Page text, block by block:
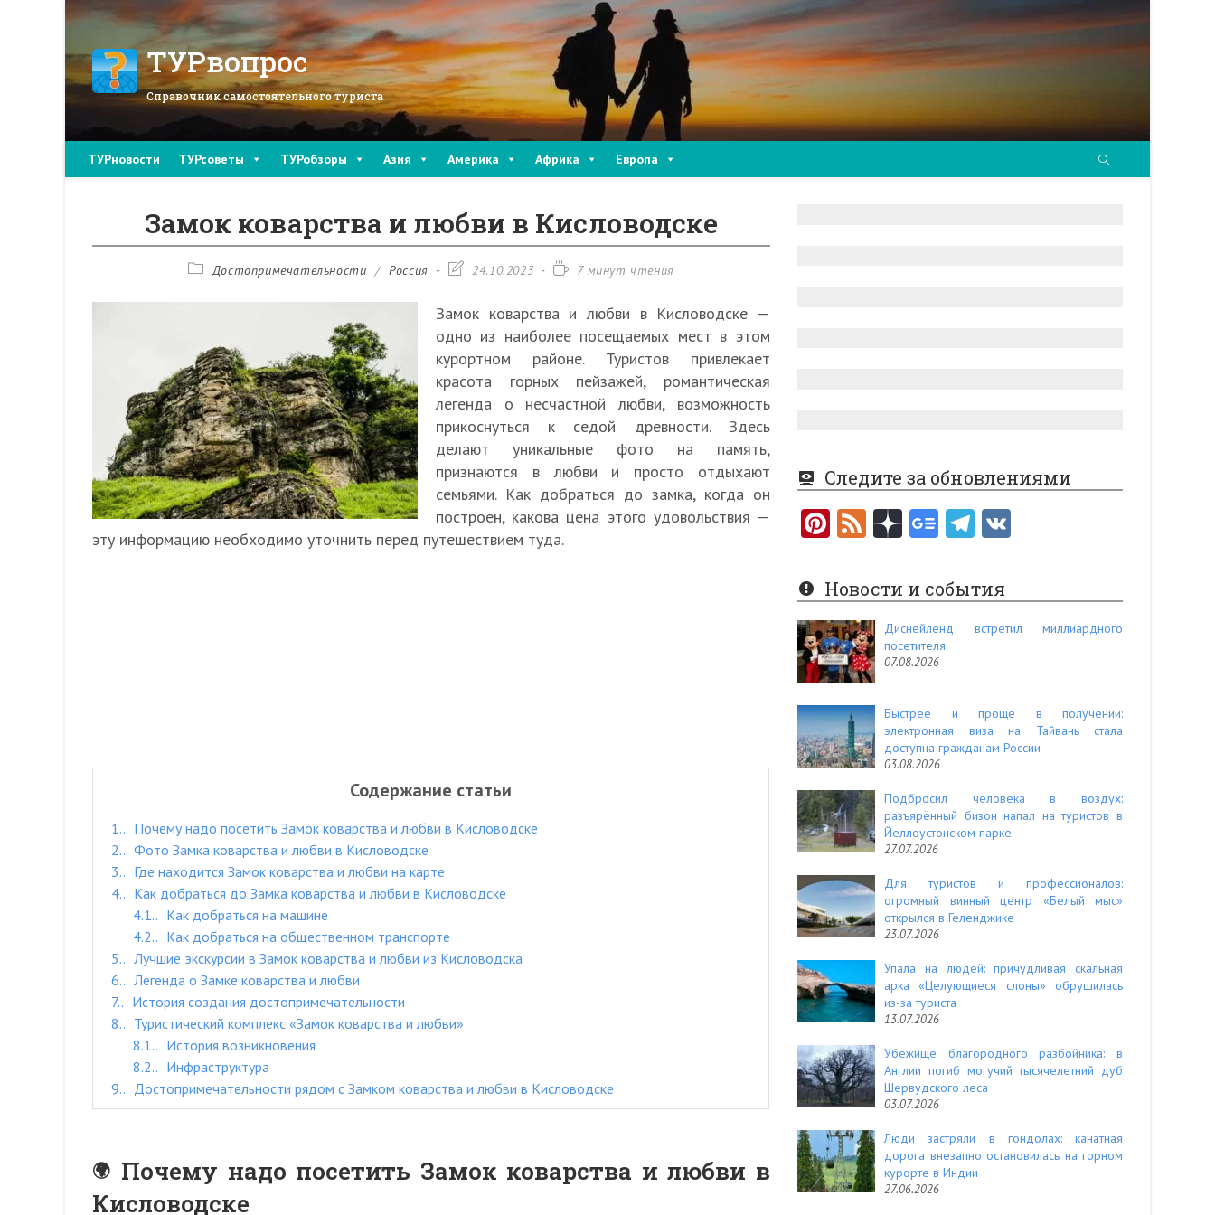
ТУРвопрос
Справочник самостоятельного туриста
ТУРновости ТУРсоветы ТУРобзоры Азия Америка Африка Европа
Замок коварства и любви в Кисловодске
РубрикаДостопримечательности / Россия
Запись24.10.2023
Время7 минут чтения
Замок коварства и любви в Кисловодске —
одно из наиболее посещаемых мест в этом
курортном районе. Туристов привлекает
красота горных пейзажей, романтическая
легенда о несчастной любви, возможность
прикоснуться к седой древности. Здесь
делают уникальные фото на память,
признаются в любви и просто отдыхают
семьями. Как добраться до замка, когда он
построен, какова цена этого удовольствия —
эту информацию необходимо уточнить перед путешествием туда.
Содержание статьи
1.
Почему надо посетить Замок коварства и любви в Кисловодске
2.
Фото Замка коварства и любви в Кисловодске
3.
Где находится Замок коварства и любви на карте
4.
Как добраться до Замка коварства и любви в Кисловодске
4.1.
Как добраться на машине
4.2.
Как добраться на общественном транспорте
5.
Лучшие экскурсии в Замок коварства и любви из Кисловодска
6.
Легенда о Замке коварства и любви
7.
История создания достопримечательности
8.
Туристический комплекс «Замок коварства и любви»
8.1.
История возникновения
8.2.
Инфраструктура
9.
Достопримечательности рядом с Замком коварства и любви в Кисловодске
Почему надо посетить Замок коварства и любви в
Кисловодске
Следите за обновлениями
Pi
er
es
t
F
e
d
Новости и события
Диснейленд встретил миллиардного
посетителя
07.08.2026
Быстрее и проще в получении:
электронная виза на Тайвань стала
доступна гражданам России
03.08.2026
Подбросил человека в воздух:
разъярённый бизон напал на туристов в
Йеллоустонском парке
27.07.2026
Для туристов и профессионалов:
огромный винный центр «Белый мыс»
открылся в Геленджике
23.07.2026
Упала на людей: причудливая скальная
арка «Целующиеся слоны» обрушилась
из-за туриста
13.07.2026
Убежище благородного разбойника: в
Англии погиб могучий тысячелетний дуб
Шервудского леса
03.07.2026
Люди застряли в гондолах: канатная
дорога внезапно остановилась на горном
курорте в Индии
27.06.2026